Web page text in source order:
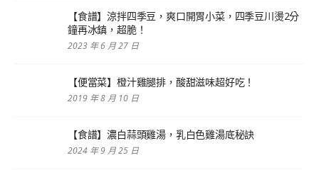
【食譜】涼拌四季豆，爽口開胃小菜，四季豆川燙2分
鐘再冰鎮，超脆！
2023 年 6 月 27 日
【便當菜】橙汁雞腿排，酸甜滋味超好吃！
2019 年 8 月 10 日
【食譜】濃白蒜頭雞湯，乳白色雞湯底秘訣
2024 年 9 月 25 日